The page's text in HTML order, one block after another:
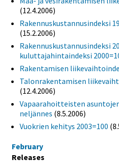
(12.4.2006)
Rakennuskustannusindeksi
(15.2.2006)
Rakennuskustannusindeksi
kuluttajahintaindeksi
Rakentamisen
Talonrakentamisen
(12.4.2006)
Vapaarahoitteisten
neljännes (8.5.2006)
Vuokrien kehitys 2003=100
February
Releases